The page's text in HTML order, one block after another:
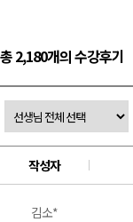
총 2,180개의 수강후기
작성자
김소*